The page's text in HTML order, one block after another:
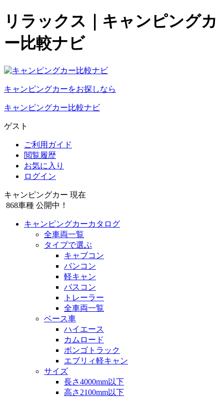
リラックス｜キャンピングカ
ー比較ナビ
キャンピングカーをお探しなら
キャンピングカー比較ナビ
ゲスト
ご利用ガイド
閲覧履歴
お気に入り
ログイン
キャンピングカー 現在
868車種 公開中！
キャンピングカーカタログ
全車両一覧
タイプで選ぶ
キャブコン
バンコン
軽キャン
バスコン
トレーラー
全車両一覧
ベース車
ハイエース
カムロード
ボンゴトラック
エブリィ軽キャン
サイズ
長さ4000mm以下
高さ2100mm以下